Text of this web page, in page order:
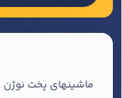
ماشینهای پخت